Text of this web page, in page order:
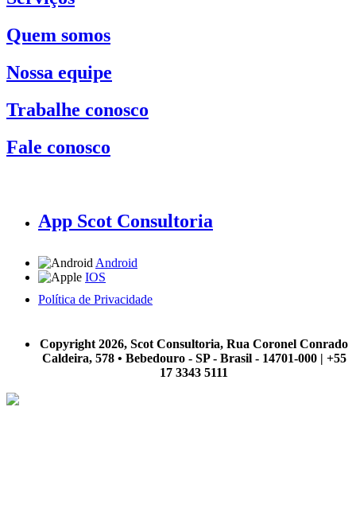
Quem somos
Nossa equipe
Trabalhe conosco
Fale conosco
App Scot Consultoria
Android
IOS
Política de Privacidade
Copyright 2026, Scot Consultoria, Rua Coronel Conrado
Caldeira, 578 • Bebedouro - SP - Brasil - 14701-000 | +55
17 3343 5111